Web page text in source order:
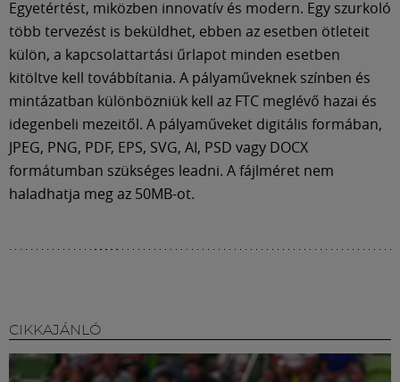
Egyetértést, miközben innovatív és modern. Egy szurkoló
több tervezést is beküldhet, ebben az esetben ötleteit
külön, a kapcsolattartási űrlapot minden esetben
kitöltve kell továbbítania. A pályaműveknek színben és
mintázatban különbözniük kell az FTC meglévő hazai és
idegenbeli mezeitől. A pályaműveket digitális formában,
JPEG, PNG, PDF, EPS, SVG, AI, PSD vagy DOCX
formátumban szükséges leadni. A fájlméret nem
haladhatja meg az 50MB-ot.
CIKKAJÁNLÓ